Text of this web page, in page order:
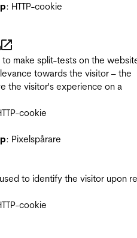
: HTTP-cookie
to make split-tests on the
towards the visitor – the
the visitor's experience on a
cookie
: Pixelspårare
to identify the visitor upon
cookie